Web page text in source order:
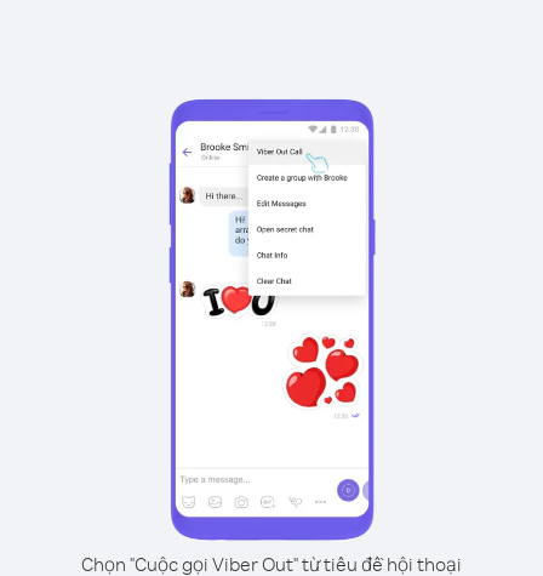
Chọn "Cuộc gọi Viber Out" từ tiêu đề hội thoại